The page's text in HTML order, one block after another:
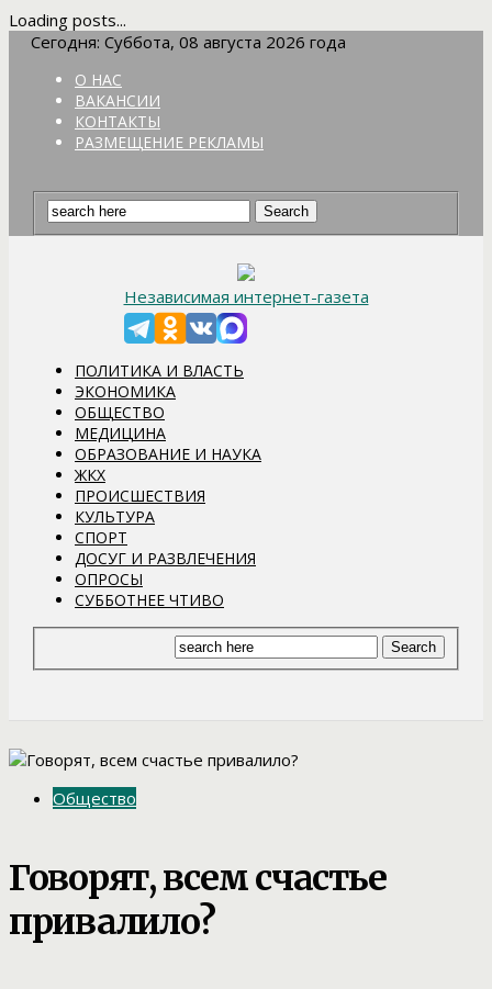
Loading posts...
Сегодня: Суббота, 08 августа 2026 года
О НАС
ВАКАНСИИ
КОНТАКТЫ
РАЗМЕЩЕНИЕ РЕКЛАМЫ
Независимая интернет-газета
ПОЛИТИКА И ВЛАСТЬ
ЭКОНОМИКА
ОБЩЕСТВО
МЕДИЦИНА
ОБРАЗОВАНИЕ И НАУКА
ЖКХ
ПРОИСШЕСТВИЯ
КУЛЬТУРА
СПОРТ
ДОСУГ И РАЗВЛЕЧЕНИЯ
ОПРОСЫ
СУББОТНЕЕ ЧТИВО
Общество
Говорят, всем счастье
привалило?